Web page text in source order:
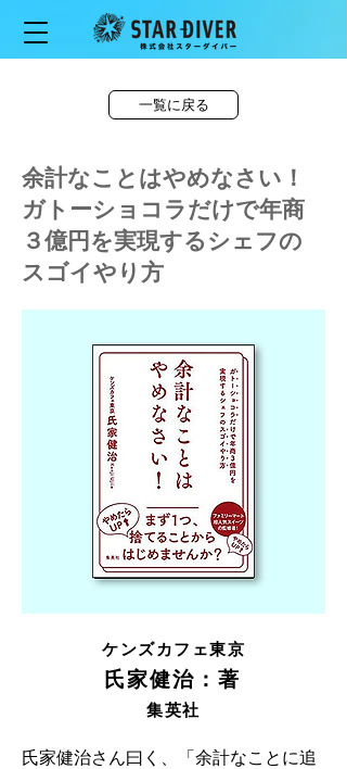
一覧に戻る
余計なことはやめなさい！
ガトーショコラだけで年商
３億円を実現するシェフの
スゴイやり方
ケンズカフェ東京
氏家健治：著
集英社
氏家健治さん曰く、「余計なことに追